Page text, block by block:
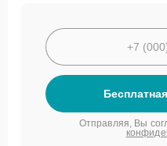
Отправляя, Вы